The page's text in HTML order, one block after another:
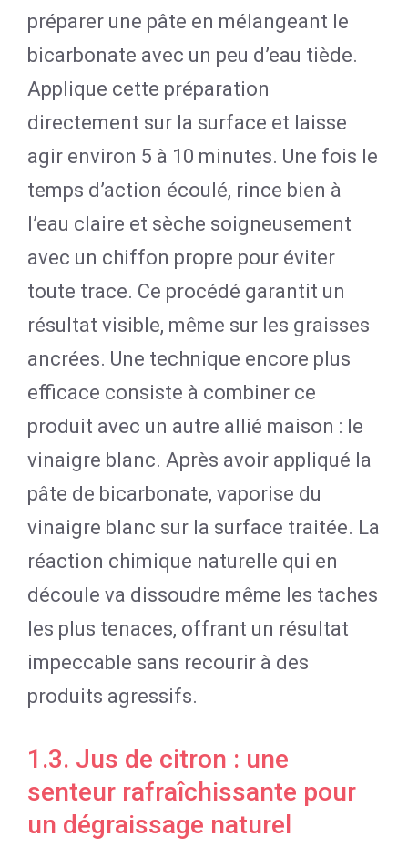
préparer une pâte en mélangeant le
bicarbonate avec un peu d’eau tiède.
Applique cette préparation
directement sur la surface et laisse
agir environ 5 à 10 minutes. Une fois le
temps d’action écoulé, rince bien à
l’eau claire et sèche soigneusement
avec un chiffon propre pour éviter
toute trace. Ce procédé garantit un
résultat visible, même sur les graisses
ancrées. Une technique encore plus
efficace consiste à combiner ce
produit avec un autre allié maison : le
vinaigre blanc. Après avoir appliqué la
pâte de bicarbonate, vaporise du
vinaigre blanc sur la surface traitée. La
réaction chimique naturelle qui en
découle va dissoudre même les taches
les plus tenaces, offrant un résultat
impeccable sans recourir à des
produits agressifs.
1.3. Jus de citron : une
senteur rafraîchissante pour
un dégraissage naturel